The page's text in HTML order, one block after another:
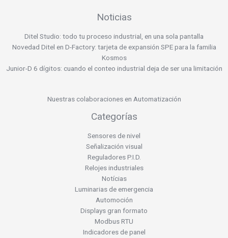
Noticias
Ditel Studio: todo tu proceso industrial, en una sola pantalla
Novedad Ditel en D-Factory: tarjeta de expansión SPE para la familia
Kosmos
Junior-D 6 dígitos: cuando el conteo industrial deja de ser una limitación
Nuestras colaboraciones en Automatización
Categorías
Sensores de nivel
Señalización visual
Reguladores P.I.D.
Relojes industriales
Notícias
Luminarias de emergencia
Automoción
Displays gran formato
Modbus RTU
Indicadores de panel